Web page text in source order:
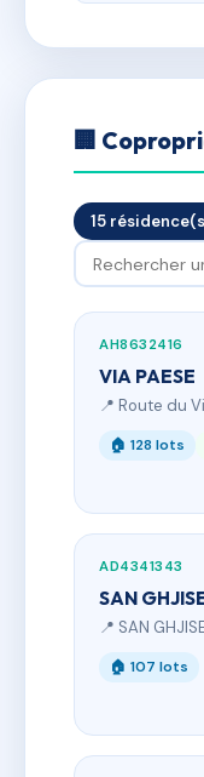
🏢
15
AH8632416
VIA PAESE
📍 Route du
🏠 128 lots
AD4341343
SAN
📍 SAN
🏠 107 lots